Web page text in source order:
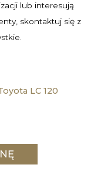
lub interesują
skontaktuj się z
LC 120